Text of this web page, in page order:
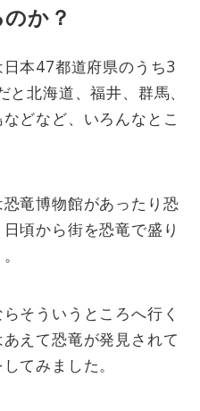
か？
本47都道府県のうち3
北海道、福井、群馬、
どなど、いろんなとこ
竜博物館があったり恐
頃から街を恐竜で盛り
そういうところへ行く
えて恐竜が発見されて
てみました。